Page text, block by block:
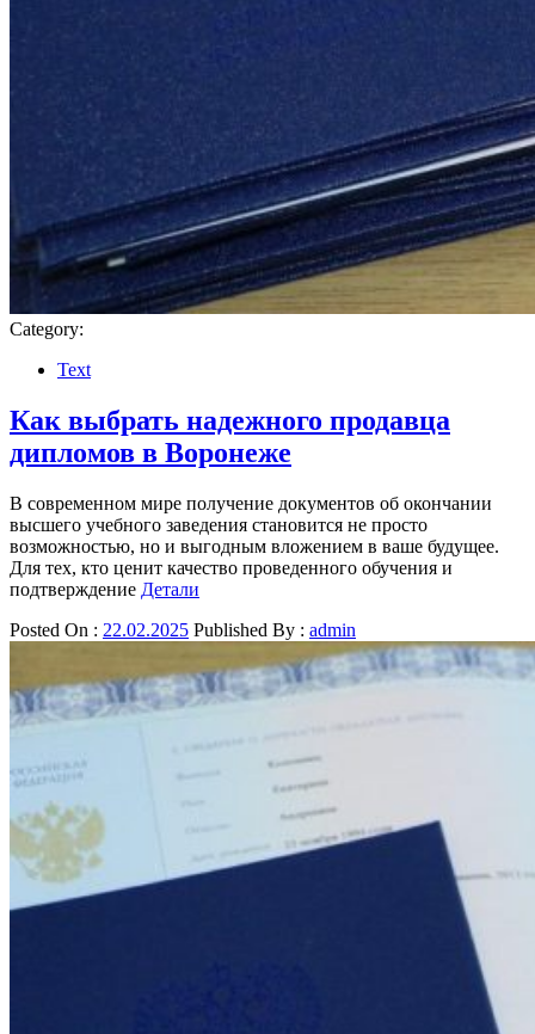
Category:
Text
Как выбрать надежного продавца
дипломов в Воронеже
В современном мире получение документов об окончании
высшего учебного заведения становится не просто
возможностью, но и выгодным вложением в ваше будущее.
Для тех, кто ценит качество проведенного обучения и
подтверждение Детали
Posted On : 22.02.2025 Published By : admin